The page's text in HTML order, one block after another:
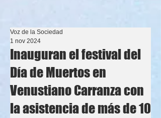
Inauguran el festival del
Día de Muertos en
Venustiano Carranza con
la asistencia de más de 10
Voz de la Sociedad
1 nov 2024